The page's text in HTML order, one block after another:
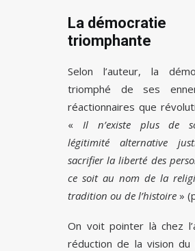
La démocratie
triomphante
Selon l’auteur, la
triomphé de ses
réactionnaires que
« Il n’existe plus de
légitimité alternative
sacrifier la liberté des
ce soit au nom de la
tradition ou de l’histoire »
On voit pointer là chez
réduction de la vision du